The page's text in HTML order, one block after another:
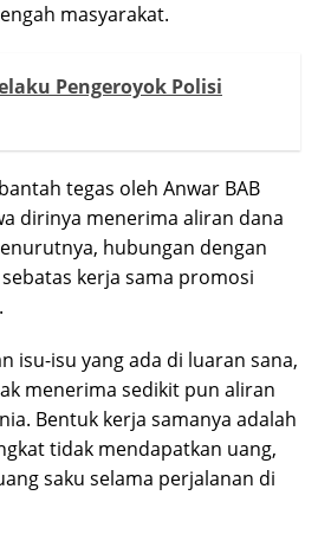
masyarakat.
Pengeroyok Polisi
tegas oleh Anwar BAB
dirinya menerima aliran dana
hubungan dengan
kerja sama promosi
isu-isu yang ada di luaran sana,
menerima sedikit pun aliran
Bentuk kerja samanya adalah
tidak mendapatkan uang,
saku selama perjalanan di